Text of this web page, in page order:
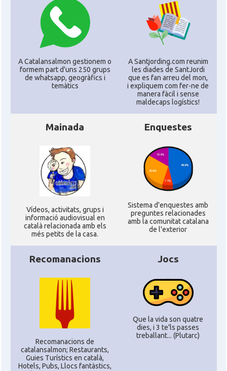
A Catalansalmon gestionem o
formem part d'uns 250 grups
de whatsapp, geogràfics i
temàtics
A Santjording.com reunim
les diades de SantJordi
que es fan arreu del mon,
i expliquem com fer-ne de
manera fàcil i sense
maldecaps logí­stics!
Mainada
Ví­deos, activitats, grups i
informació audiovisual en
català relacionada amb els
més petits de la casa.
Enquestes
Sistema d'enquestes amb
preguntes relacionades
amb la comunitat catalana
de l'exterior
Recomanacions
Recomanacions de
catalansalmon; Restaurants,
Guies Turístics en català,
Hotels, Pubs, Llocs fantàstics,
Jocs
Que la vida son quatre
dies, i 3 te'ls passes
treballant... (Plutarc)